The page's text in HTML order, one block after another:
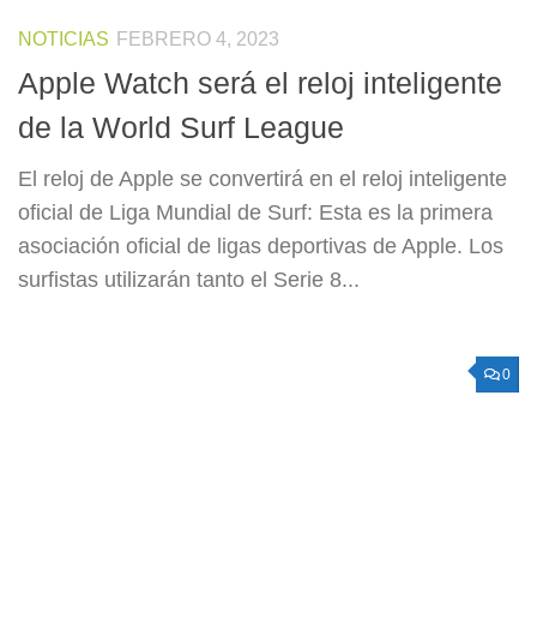
NOTICIAS FEBRERO 4, 2023
Apple Watch será el reloj inteligente
de la World Surf League
El reloj de Apple se convertirá en el reloj inteligente
oficial de Liga Mundial de Surf: Esta es la primera
asociación oficial de ligas deportivas de Apple. Los
surfistas utilizarán tanto el Serie 8...
0